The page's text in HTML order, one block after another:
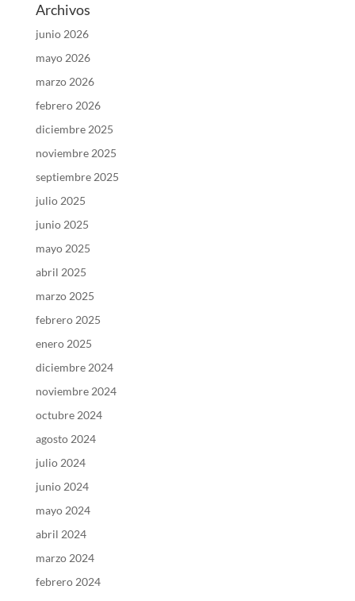
Archivos
junio 2026
mayo 2026
marzo 2026
febrero 2026
diciembre 2025
noviembre 2025
septiembre 2025
julio 2025
junio 2025
mayo 2025
abril 2025
marzo 2025
febrero 2025
enero 2025
diciembre 2024
noviembre 2024
octubre 2024
agosto 2024
julio 2024
junio 2024
mayo 2024
abril 2024
marzo 2024
febrero 2024